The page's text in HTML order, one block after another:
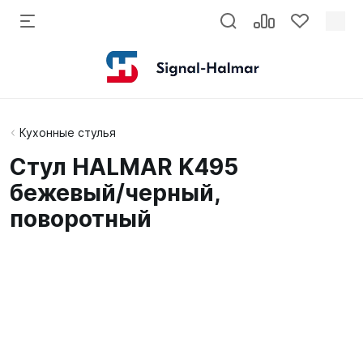
Кухонные стулья
Стул HALMAR K495
бежевый/черный,
поворотный